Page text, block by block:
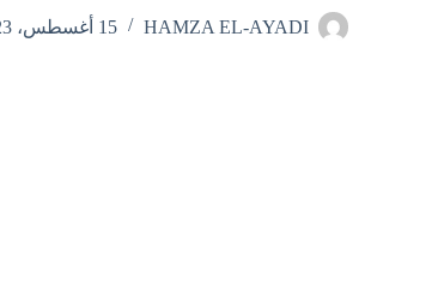
HAMZA EL-AYADI 15 أغسطس، 2023